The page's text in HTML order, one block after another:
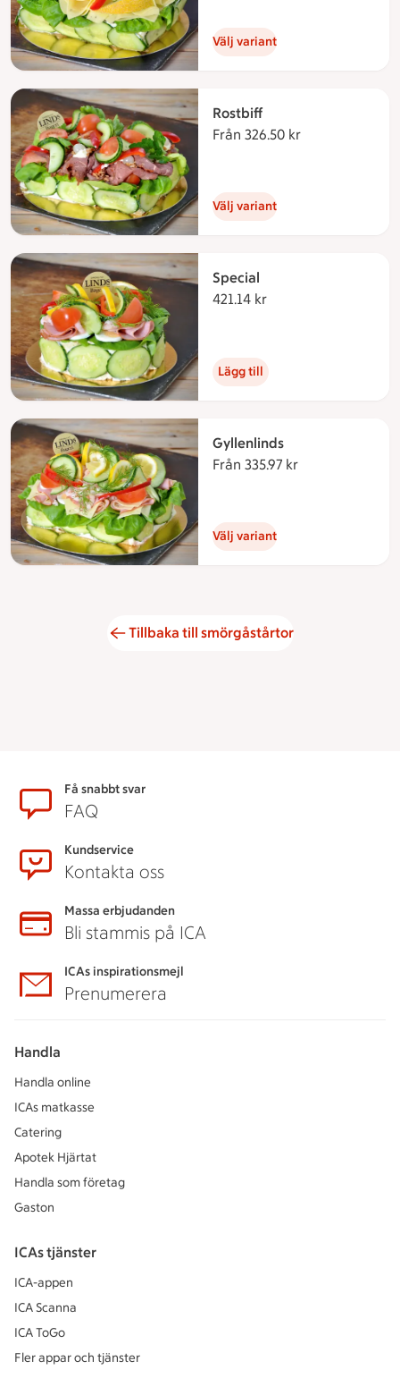
Välj variant
Rostbiff
Från 326.50 kr
Välj variant
Special
421.14 kr
Lägg till
Gyllenlinds
Från 335.97 kr
Välj variant
Tillbaka till smörgåstårtor
SidfotFå snabbt svar
FAQ
Kundservice
Kontakta oss
Massa erbjudanden
Bli stammis på ICA
ICAs inspirationsmejl
Prenumerera
Handla
Handla online
ICAs matkasse
Catering
Apotek Hjärtat
Handla som företag
Gaston
ICAs tjänster
ICA-appen
ICA Scanna
ICA ToGo
Fler appar och tjänster